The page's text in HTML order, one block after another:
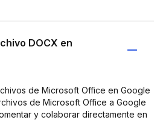
DOCX en
de Microsoft Office en Google
de Microsoft Office a Google
y colaborar directamente en